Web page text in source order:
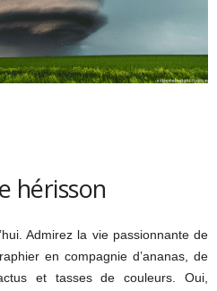
hérisson
Admirez la vie passionnante de
en compagnie d’ananas, de
et tasses de couleurs. Oui,